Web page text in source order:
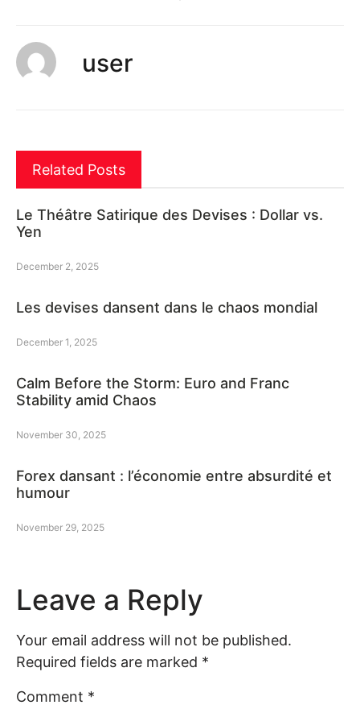
user
Related Posts
Le Théâtre Satirique des Devises : Dollar vs.
Yen
December 2, 2025
Les devises dansent dans le chaos mondial
December 1, 2025
Calm Before the Storm: Euro and Franc
Stability amid Chaos
November 30, 2025
Forex dansant : l’économie entre absurdité et
humour
November 29, 2025
Leave a Reply
Your email address will not be published.
Required fields are marked *
Comment *